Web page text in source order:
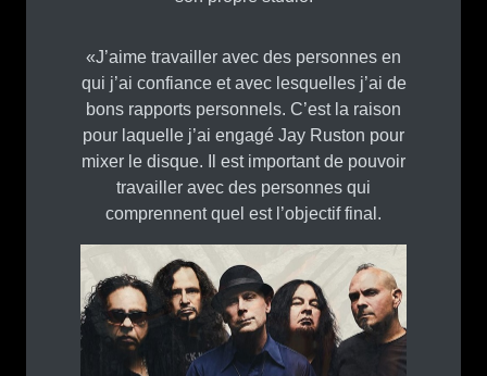
«J’aime travailler avec des personnes en
qui j’ai confiance et avec lesquelles j’ai de
bons rapports personnels. C’est la raison
pour laquelle j’ai engagé Jay Ruston pour
mixer le disque. Il est important de pouvoir
travailler avec des personnes qui
comprennent quel est l’objectif final.